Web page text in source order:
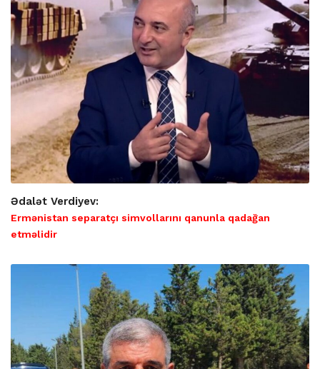
Ədalət Verdiyev:
Ermənistan separatçı simvollarını qanunla qadağan
etməlidir